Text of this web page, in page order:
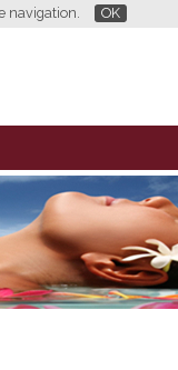
navigation. OK